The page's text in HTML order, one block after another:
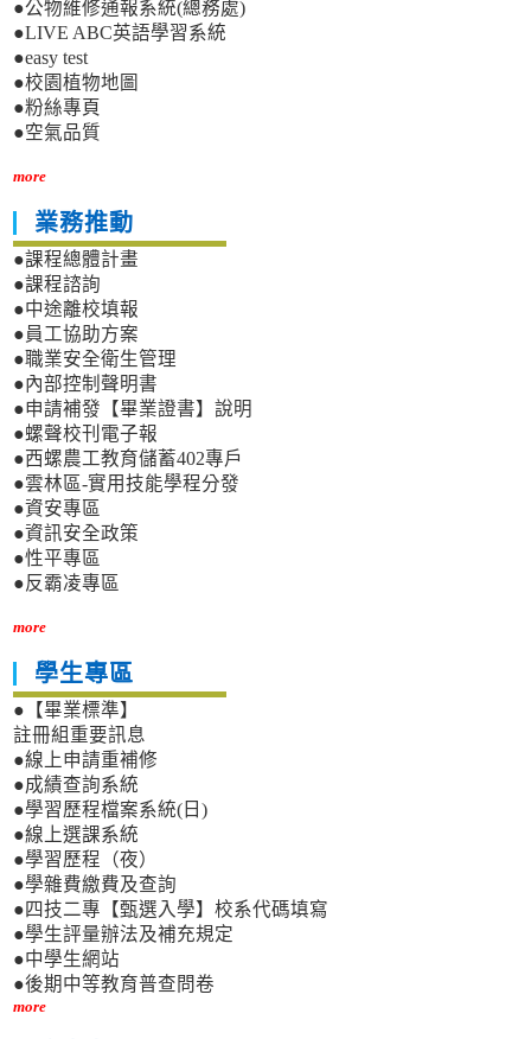
●公物維修通報系統(總務處)
●LIVE ABC英語學習系統
●easy test
●校園植物地圖
●粉絲專頁
●空氣品質
more
業務推動
●課程總體計畫
●課程諮詢
●中途離校填報
●員工協助方案
●職業安全衛生管理
●內部控制聲明書
●申請補發【畢業證書】說明
●螺聲校刊電子報
●西螺農工教育儲蓄402專戶
●雲林區-實用技能學程分發
●資安專區
●資訊安全政策
●性平專區
●反霸凌專區
more
學生專區
●【畢業標準】
註冊組重要訊息
●線上申請重補修
●成績查詢系統
●學習歷程檔案系統(日)
●線上選課系統
●學習歷程（夜）
●學雜費繳費及查詢
●四技二專【甄選入學】校系代碼填寫
●學生評量辦法及補充規定
●中學生網站
●後期中等教育普查問卷
more